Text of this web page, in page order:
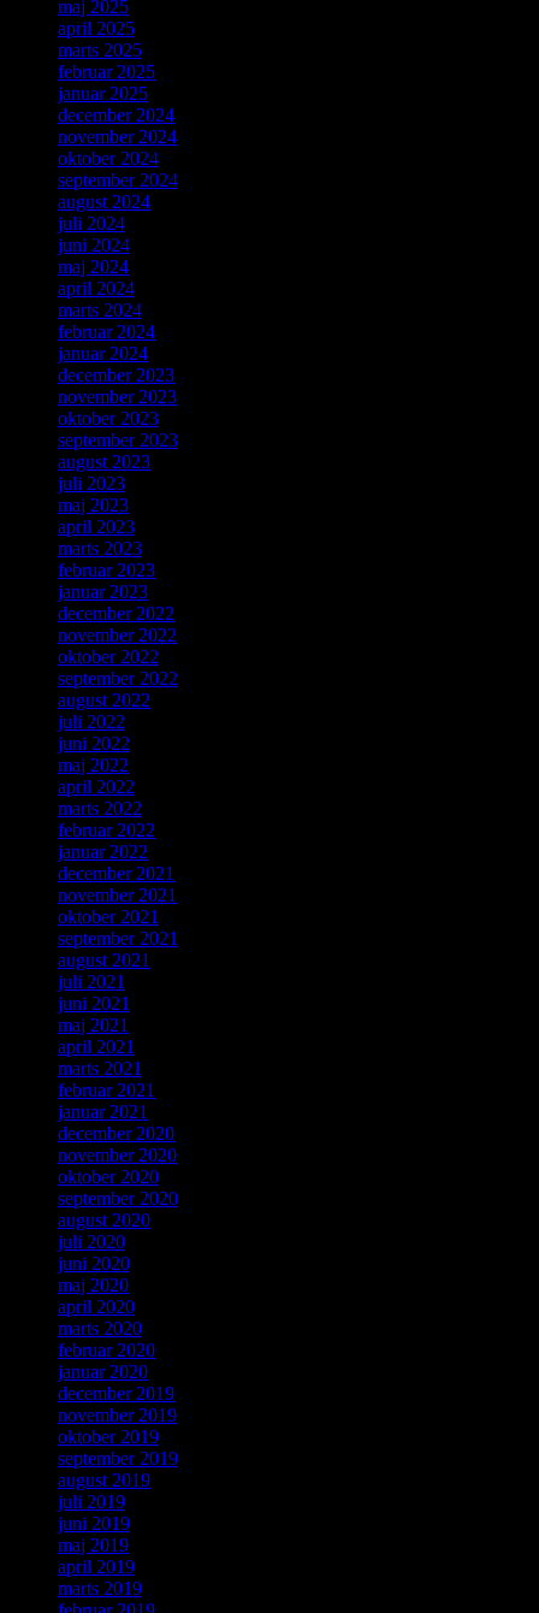
maj 2025
april 2025
marts 2025
februar 2025
januar 2025
december 2024
november 2024
oktober 2024
september 2024
august 2024
juli 2024
juni 2024
maj 2024
april 2024
marts 2024
februar 2024
januar 2024
december 2023
november 2023
oktober 2023
september 2023
august 2023
juli 2023
maj 2023
april 2023
marts 2023
februar 2023
januar 2023
december 2022
november 2022
oktober 2022
september 2022
august 2022
juli 2022
juni 2022
maj 2022
april 2022
marts 2022
februar 2022
januar 2022
december 2021
november 2021
oktober 2021
september 2021
august 2021
juli 2021
juni 2021
maj 2021
april 2021
marts 2021
februar 2021
januar 2021
december 2020
november 2020
oktober 2020
september 2020
august 2020
juli 2020
juni 2020
maj 2020
april 2020
marts 2020
februar 2020
januar 2020
december 2019
november 2019
oktober 2019
september 2019
august 2019
juli 2019
juni 2019
maj 2019
april 2019
marts 2019